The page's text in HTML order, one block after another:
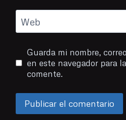
Web
Guarda mi nombre,
en este navegador para
comente.